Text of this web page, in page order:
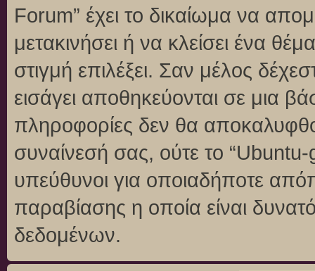
Forum” έχει το δικαίωμα να
μετακινήσει ή να κλείσει ένα
στιγμή επιλέξει. Σαν μέλος
εισάγει αποθηκεύονται σε μια
πληροφορίες δεν θα
συναίνεσή σας, ούτε το
υπεύθυνοι για οποιαδήποτε
παραβίασης η οποία είναι
δεδομένων.